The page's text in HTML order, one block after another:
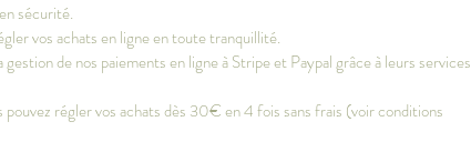
sécurité.
vos achats en ligne en toute tranquillité.
de nos paiements en ligne à Stripe et Paypal grâce à leurs services
pouvez régler vos achats dès 30€ en 4 fois sans frais (voir conditions